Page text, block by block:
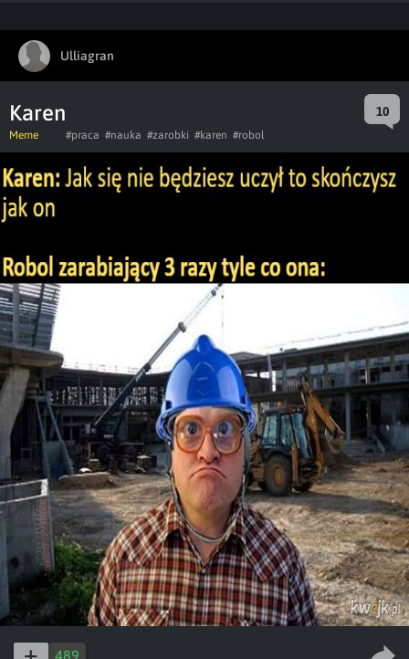
Ulliagran
Karen 10
Meme #praca #nauka #zarobki #karen #robol
489